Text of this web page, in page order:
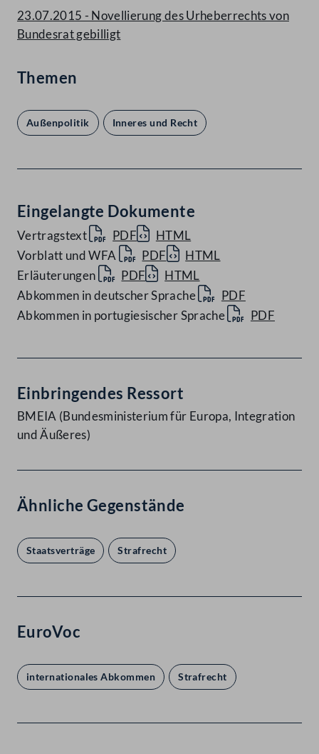
23.07.2015 - Novellierung des Urheberrechts von
Bundesrat gebilligt
Themen
Außenpolitik Inneres und Recht
Eingelangte Dokumente
Vertragstext PDF
HTML
Vorblatt und WFA
PDF
HTML
Erläuterungen
PDF
HTML
Abkommen in deutscher Sprache
PDF
Abkommen in portugiesischer Sprache
PDF
Einbringendes Ressort
BMEIA (Bundesministerium für Europa, Integration
und Äußeres)
Ähnliche Gegenstände
Staatsverträge Strafrecht
EuroVoc
internationales Abkommen Strafrecht